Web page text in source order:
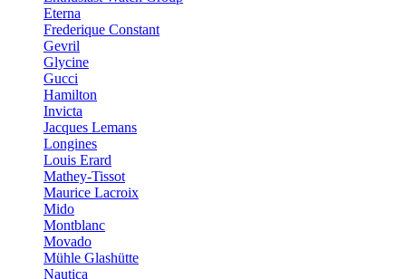
Eterna
Frederique Constant
Gevril
Glycine
Gucci
Hamilton
Invicta
Jacques Lemans
Longines
Louis Erard
Mathey-Tissot
Maurice Lacroix
Mido
Montblanc
Movado
Mühle Glashütte
Nautica